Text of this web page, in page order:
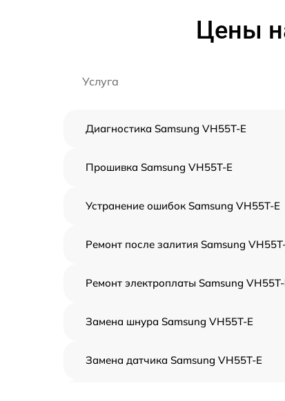
Цены
Услуга
Диагностика Samsung VH55T-E
Прошивка Samsung VH55T-E
Устранение ошибок Samsung VH55T-E
Ремонт после залития Samsung
Ремонт электроплаты Samsung
Замена шнура Samsung VH55T-E
Замена датчика Samsung VH55T-E